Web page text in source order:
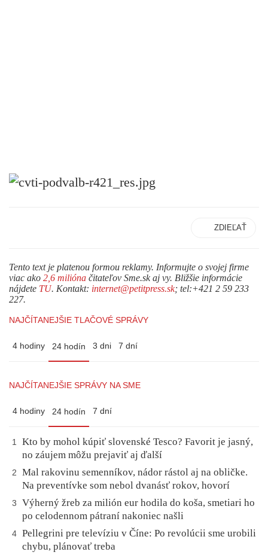
ZDIEĽAŤ
Tento text je platenou formou reklamy. Informujte o svojej firme
viac ako 2,6 milióna čitateľov Sme.sk aj vy. Bližšie informácie
nájdete TU. Kontakt: internet@petitpress.sk; tel:+421 2 59 233
227.
NAJČÍTANEJŠIE TLAČOVÉ SPRÁVY
4 hodiny 24 hodín 3 dni 7 dní
NAJČÍTANEJŠIE SPRÁVY NA SME
4 hodiny 24 hodín 7 dní
1
Kto by mohol kúpiť slovenské Tesco? Favorit je jasný,
no záujem môžu prejaviť aj ďalší
2
Mal rakovinu semenníkov, nádor rástol aj na obličke.
Na preventívke som nebol dvanásť rokov, hovorí
3
Výherný žreb za milión eur hodila do koša, smetiari ho
po celodennom pátraní nakoniec našli
4 Pellegrini pre televíziu v Číne: Po revolúcii sme urobili
chybu, plánovať treba